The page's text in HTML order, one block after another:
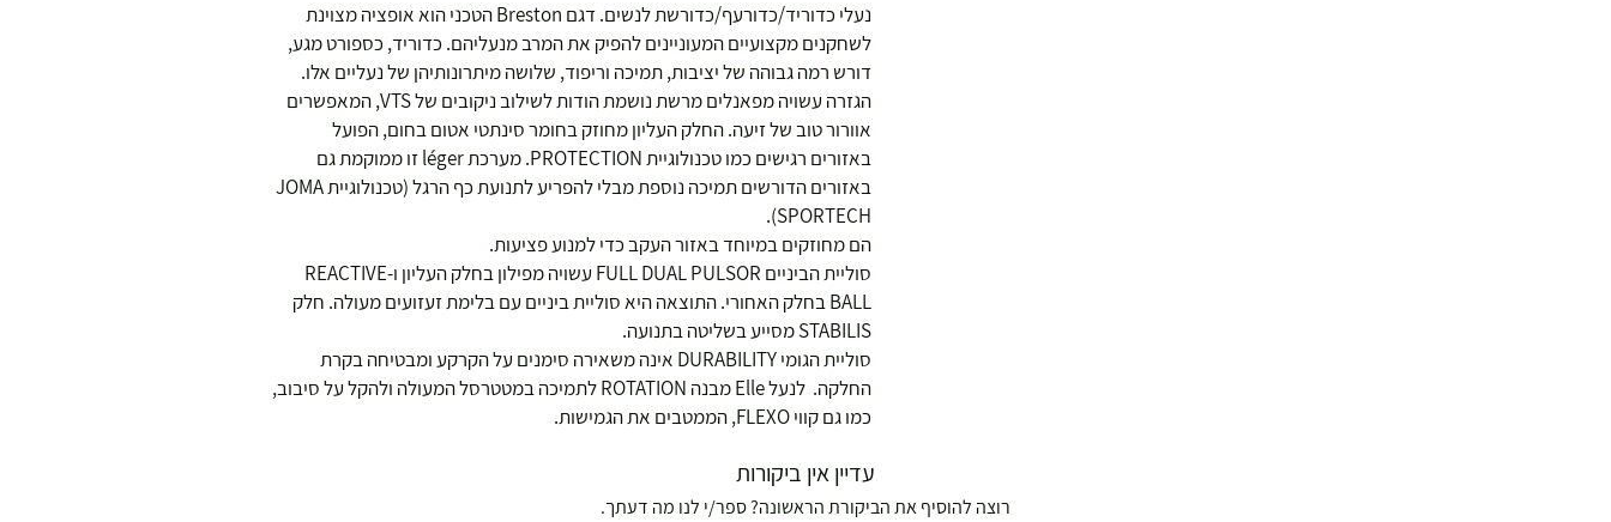
נעלי כדוריד/כדורעף/כדורשת לנשים. דגם Breston הטכני הוא אופציה מצוינת
לשחקנים מקצועיים המעוניינים להפיק את המרב מנעליהם. כדוריד, כספורט מגע,
דורש רמה גבוהה של יציבות, תמיכה וריפוד, שלושה מיתרונותיהן של נעליים אלו.
הגזרה עשויה מפאנלים מרשת נושמת הודות לשילוב ניקובים של VTS, המאפשרים
אוורור טוב של זיעה. החלק העליון מחוזק בחומר סינתטי אטום בחום, הפועל
באזורים רגישים כמו טכנולוגיית PROTECTION. מערכת léger זו ממוקמת גם
באזורים הדורשים תמיכה נוספת מבלי להפריע לתנועת כף הרגל (טכנולוגיית JOMA
SPORTECH).
הם מחוזקים במיוחד באזור העקב כדי למנוע פציעות.
סוליית הביניים FULL DUAL PULSOR עשויה מפילון בחלק העליון ו-REACTIVE
BALL בחלק האחורי. התוצאה היא סוליית ביניים עם בלימת זעזועים מעולה. חלק
STABILIS מסייע בשליטה בתנועה.
סוליית הגומי DURABILITY אינה משאירה סימנים על הקרקע ומבטיחה בקרת
החלקה. לנעל Elle מבנה ROTATION לתמיכה במטטרסל המעולה ולהקל על סיבוב,
כמו גם קווי FLEXO, הממטבים את הגמישות.
עדיין אין ביקורות
רוצה להוסיף את הביקורת הראשונה? ספר/י לנו מה דעתך.